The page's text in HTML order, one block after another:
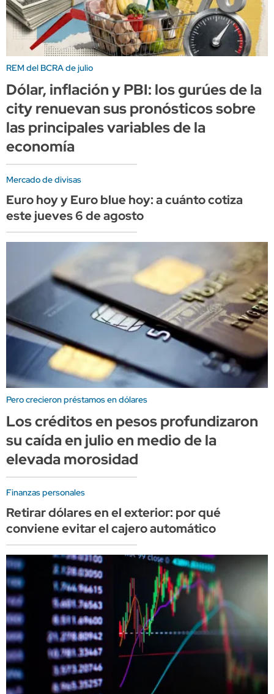
REM del BCRA de julio
Dólar, inflación y PBI: los gurúes de la
city renuevan sus pronósticos sobre
las principales variables de la
economía
Mercado de divisas
Euro hoy y Euro blue hoy: a cuánto cotiza
este jueves 6 de agosto
Pero crecieron préstamos en dólares
Los créditos en pesos profundizaron
su caída en julio en medio de la
elevada morosidad
Finanzas personales
Retirar dólares en el exterior: por qué
conviene evitar el cajero automático